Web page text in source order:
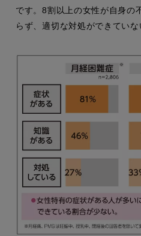
です。8割以上の女性が自身の
らず、適切な対処ができていな